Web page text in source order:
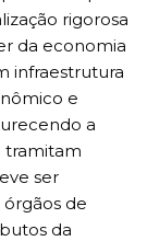
rigorosa
da economia
infraestrutura
e
a
tramitam
ser
de
da